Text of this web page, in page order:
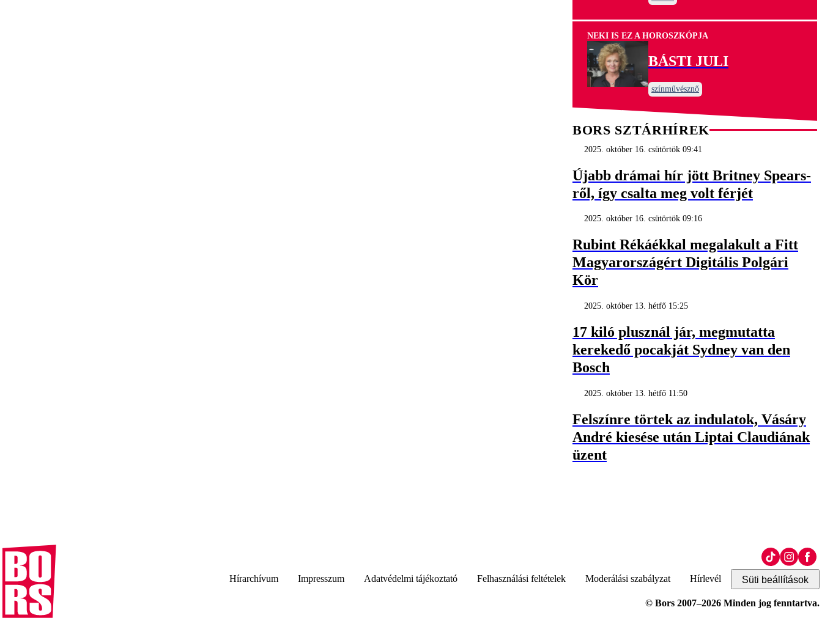
NEKI IS EZ A HOROSZKÓPJA
BÁSTI JULI
színművésznő
BORS SZTÁRHÍREK
2025. október 16. csütörtök 09:41
Újabb drámai hír jött Britney Spears-
ről, így csalta meg volt férjét
2025. október 16. csütörtök 09:16
Rubint Rékáékkal megalakult a Fitt
Magyarországért Digitális Polgári
Kör
2025. október 13. hétfő 15:25
17 kiló plusznál jár, megmutatta
kerekedő pocakját Sydney van den
Bosch
2025. október 13. hétfő 11:50
Felszínre törtek az indulatok, Vásáry
André kiesése után Liptai Claudiának
üzent
Hírarchívum Impresszum Adatvédelmi tájékoztató Felhasználási feltételek Moderálási szabályzat Hírlevél Süti beállítások
© Bors 2007–2026 Minden jog fenntartva.